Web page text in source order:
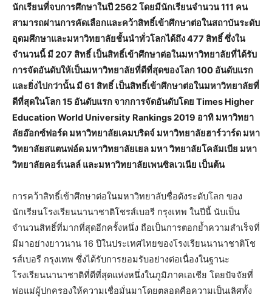
นักเรียนที่จบการศึกษาในปี 2562 โดยมีนักเรียนจำนวน 111 คน
สามารถผ่านการคัดเลือกและคว้าสิทธิ์เข้าศึกษาต่อในสถาบันระดับ
อุดมศึกษาและมหาวิทยาลัยชั้นนำทั่วโลกได้ถึง 477 สิทธิ์ ซึ่งใน
จำนวนนี้ มี 207 สิทธิ์ เป็นสิทธิ์เข้าศึกษาต่อในมหาวิทยาลัยที่ได้รับ
การจัดอันดับให้เป็นมหาวิทยาลัยที่ดีที่สุดของโลก 100 อันดับแรก
และยิ่งไปกว่านั้น มี 61 สิทธิ์ เป็นสิทธิ์เข้าศึกษาต่อในมหาวิทยาลัยที่
ดีที่สุดในโลก 15 อันดับแรก จากการจัดอันดับโดย Times Higher
Education World University Rankings 2019 อาทิ มหาวิทยา
ลัยอ๊อกซ์ฟอร์ด มหาวิทยาลัยเคมบริดจ์ มหาวิทยาลัยฮาร์วาร์ด มหา
วิทยาลัยสแตนฟอ์ด มหาวิทยาลัยเยล มหา วิทยาลัยโคลัมเบีย มหา
วิทยาลัยคอร์เนลล์ และมหาวิทยาลัยเพนซิลเวเนีย เป็นต้น
การคว้าสิทธิ์เข้าศึกษาต่อในมหาวิทยาลับชื่อดังระดับโลก ของ
นักเรียนโรงเรียนนานาชาติโชรส์เบอรี กรุงเทพ ในปีนี้ นับเป็น
จำนวนสิทธิ์ที่มากที่สุดอีกครั้งหนึ่ง ถือเป็นการตอกย้ำความสำเร็จที่
มีมาอย่างยาวนาน 16 ปีในประเทศไทยของโรงเรียนนานาชาติโช
รส์เบอรี กรุงเทพ ซึ่งได้รับการยอมรับอย่างต่อเนื่องในฐานะ
โรงเรียนนานาชาติที่ดีที่สุดแห่งหนึ่งในภูมิภาคเอเชีย โดยปัจจัยที่
พ่อแม่ผู้ปกครองให้ความเชื่อมั่นมาโดยตลอดคือความเป็นเลิศทั้ง